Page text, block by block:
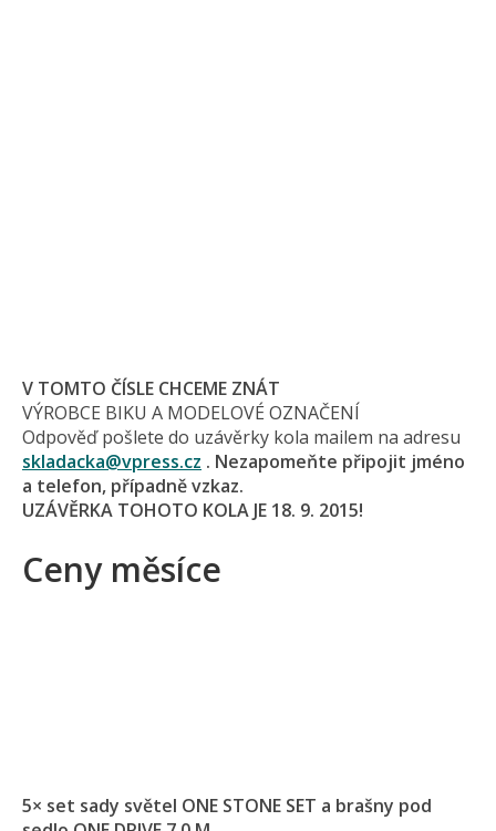
V TOMTO ČÍSLE CHCEME ZNÁT
VÝROBCE BIKU A MODELOVÉ OZNAČENÍ
Odpověď pošlete do uzávěrky kola mailem na adresu
skladacka@vpress.cz . Nezapomeňte připojit jméno
a telefon, případně vzkaz.
UZÁVĚRKA TOHOTO KOLA JE 18. 9. 2015!
Ceny měsíce
5× set sady světel ONE STONE SET a brašny pod